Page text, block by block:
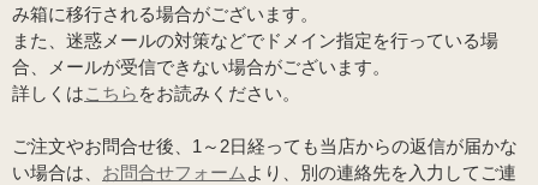
み箱に移行される場合がございます。
また、迷惑メールの対策などでドメイン指定を行っている場
合、メールが受信できない場合がございます。
詳しくはこちら をお読みください。
ご注文やお問合せ後、1～2日経っても当店からの返信が届かな
い場合は、 お問合せフォームより、別の連絡先を入力してご連